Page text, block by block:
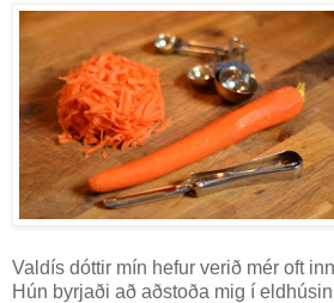
Valdís dóttir mín hefur verið mér oft
Hún byrjaði að aðstoða mig í